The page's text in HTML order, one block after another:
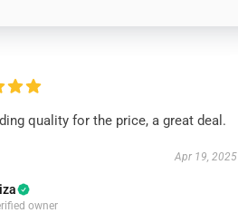
quality for the price, a great deal.
Apr 19, 2025
owner